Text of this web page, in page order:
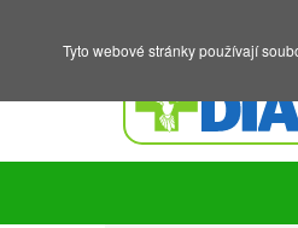
Tyto webové stránky používají